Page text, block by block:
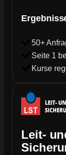
50+
Seite 1
Kurse
Leit-